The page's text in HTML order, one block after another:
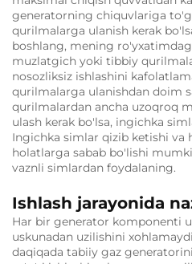
generatorning chiquvlariga
qurilmalarga ulanish kerak
boshlang, mening
muzlatgich yoki tibbiy
nosozliksiz ishlashini
qurilmalarga ulanishdan doim
qurilmalardan ancha uzoqroq
ulash kerak bo'lsa, ingichka
Ingichka simlar qizib ketishi va
holatlarga sabab bo'lishi
vaznli simlardan foydalaning.
Ishlash jarayonida
Har bir generator komponenti
uskunadan uzilishini
daqiqada tabiiy gaz